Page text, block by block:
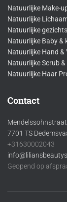
Natuurlijke Make-
Natuurlijke
Natuurlijke
Natuurlijke Baby &
Natuurlijke Hand &
Natuurlijke Scrub
Natuurlijke Haar
Contact
7701 TS
+31630002043
Geopend op